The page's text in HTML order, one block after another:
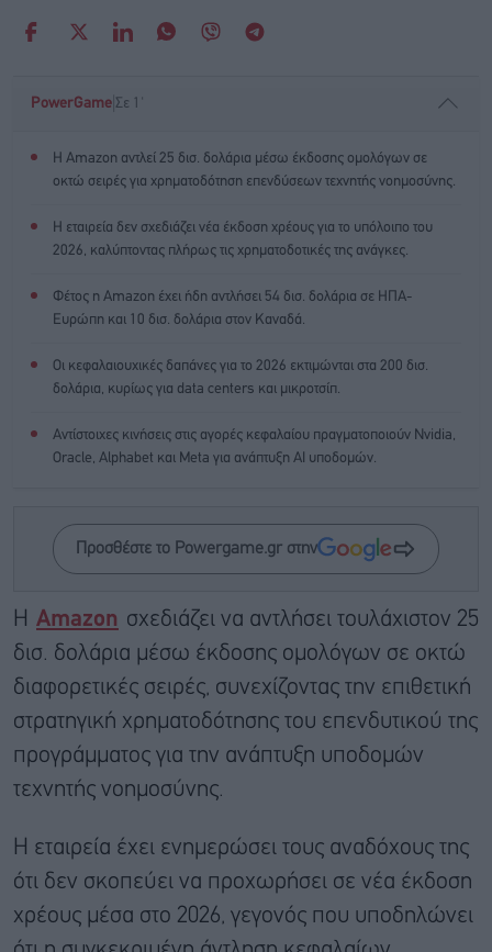
PowerGame Σε 1'
Η Amazon αντλεί 25 δισ. δολάρια μέσω έκδοσης ομολόγων σε
οκτώ σειρές για χρηματοδότηση επενδύσεων τεχνητής νοημοσύνης.
Η εταιρεία δεν σχεδιάζει νέα έκδοση χρέους για το υπόλοιπο του
2026, καλύπτοντας πλήρως τις χρηματοδοτικές της ανάγκες.
Φέτος η Amazon έχει ήδη αντλήσει 54 δισ. δολάρια σε ΗΠΑ-
Ευρώπη και 10 δισ. δολάρια στον Καναδά.
Οι κεφαλαιουχικές δαπάνες για το 2026 εκτιμώνται στα 200 δισ.
δολάρια, κυρίως για data centers και μικροτσίπ.
Αντίστοιχες κινήσεις στις αγορές κεφαλαίου πραγματοποιούν Nvidia,
Oracle, Alphabet και Meta για ανάπτυξη AI υποδομών.
Προσθέστε το Powergame.gr στην
Η Amazon σχεδιάζει να αντλήσει τουλάχιστον 25
δισ. δολάρια μέσω έκδοσης ομολόγων σε οκτώ
διαφορετικές σειρές, συνεχίζοντας την επιθετική
στρατηγική χρηματοδότησης του επενδυτικού της
προγράμματος για την ανάπτυξη υποδομών
τεχνητής νοημοσύνης.
Η εταιρεία έχει ενημερώσει τους αναδόχους της
ότι δεν σκοπεύει να προχωρήσει σε νέα έκδοση
χρέους μέσα στο 2026, γεγονός που υποδηλώνει